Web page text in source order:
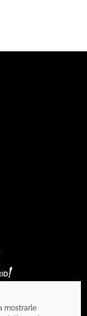
mostrarle